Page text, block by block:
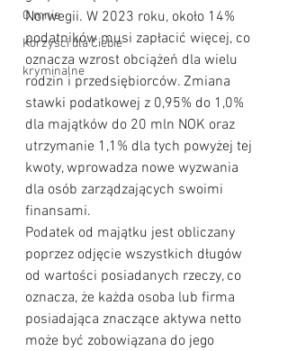
O mnie
Korzyści dla Ciebie
kryminalne
Norwegii. W 2023 roku, około 14%
podatników musi zapłacić więcej, co
oznacza wzrost obciążeń dla wielu
rodzin i przedsiębiorców. Zmiana
stawki podatkowej z 0,95% do 1,0%
dla majątków do 20 mln NOK oraz
utrzymanie 1,1% dla tych powyżej tej
kwoty, wprowadza nowe wyzwania
dla osób zarządzających swoimi
finansami.
Podatek od majątku jest obliczany
poprzez odjęcie wszystkich długów
od wartości posiadanych rzeczy, co
oznacza, że każda osoba lub firma
posiadająca znaczące aktywa netto
może być zobowiązana do jego